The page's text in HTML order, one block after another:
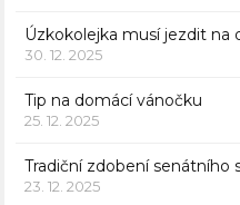
Úzkokolejka musí jezdit na
30. 12. 2025
Tip na domácí vánočku
25. 12. 2025
Tradiční zdobení senátního
23. 12. 2025